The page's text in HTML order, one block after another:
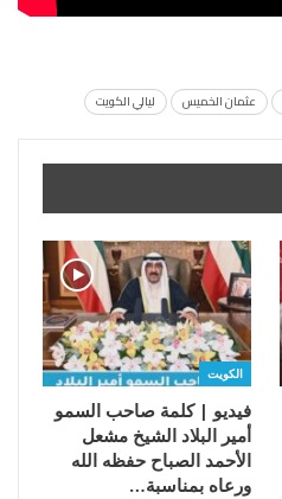
عثمان الخميس ليالي الكويت
الكويت
فيديو | كلمة صاحب السمو
أمير البلاد الشيخ مشعل
الأحمد الصباح حفظه الله
ورعاه بمناسبة…